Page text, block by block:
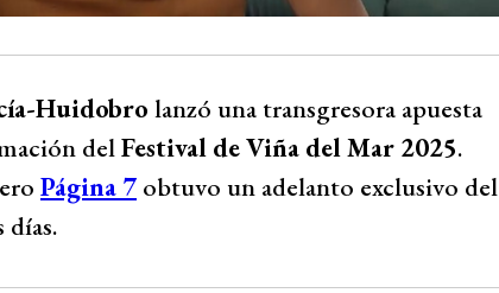
Huidobro lanzó una transgresora apuesta
delFestival de Viña del Mar 2025.
Página 7 obtuvo un adelanto exclusivo del
días.